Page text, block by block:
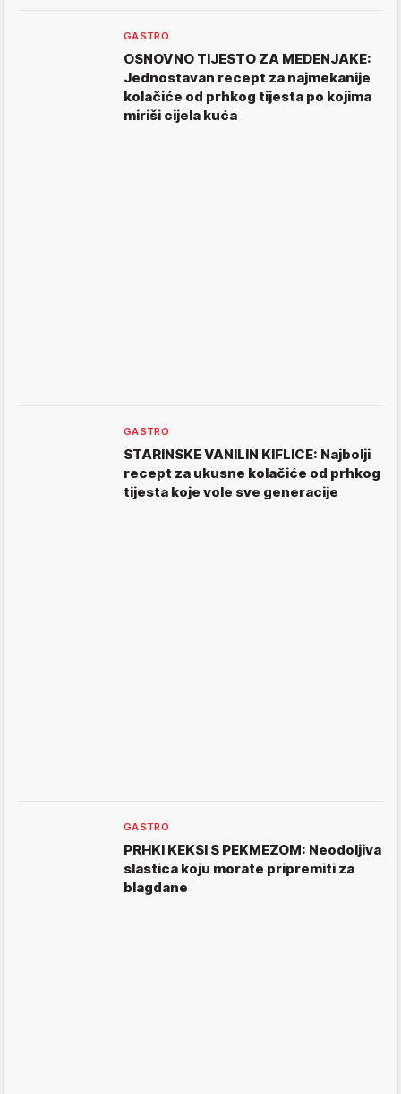
GASTRO
OSNOVNO TIJESTO ZA MEDENJAKE:
Jednostavan recept za najmekanije
kolačiće od prhkog tijesta po kojima
miriši cijela kuća
GASTRO
STARINSKE VANILIN KIFLICE: Najbolji
recept za ukusne kolačiće od prhkog
tijesta koje vole sve generacije
GASTRO
PRHKI KEKSI S PEKMEZOM: Neodoljiva
slastica koju morate pripremiti za
blagdane